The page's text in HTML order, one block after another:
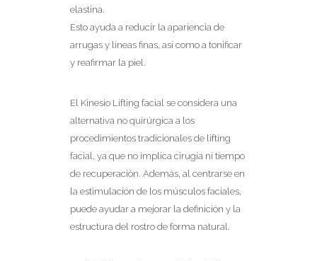
elastina.
Esto ayuda a reducir la apariencia de
arrugas y líneas finas, así como a tonificar
y reafirmar la piel.
El Kinesio Lifting facial se considera una
alternativa no quirúrgica a los
procedimientos tradicionales de lifting
facial, ya que no implica cirugía ni tiempo
de recuperación. Además, al centrarse en
la estimulación de los músculos faciales,
puede ayudar a mejorar la definición y la
estructura del rostro de forma natural.